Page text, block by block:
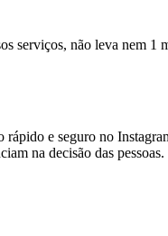
serviços, não leva nem 1
rápido e seguro no
na decisão das pessoas.